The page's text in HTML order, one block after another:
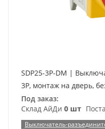
SDP25-3P-DM |
3Р, монтаж на дверь,
Под заказ:
Склад АйДи 0 шт
Выключатель-